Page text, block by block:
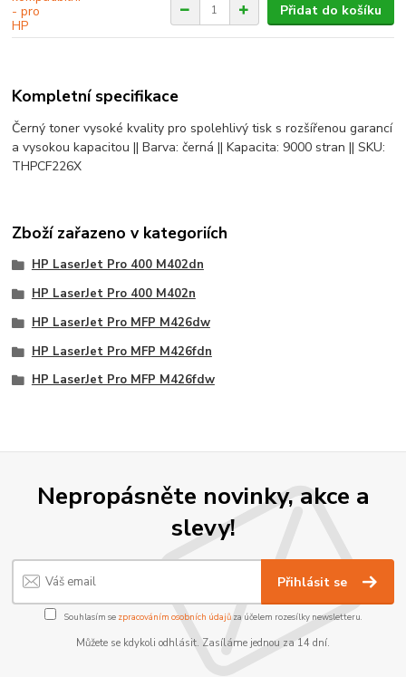
Přidat do košíku
Kompletní specifikace
Černý toner vysoké kvality pro spolehlivý tisk s rozšířenou garancí
a vysokou kapacitou || Barva: černá || Kapacita: 9000 stran || SKU:
THPCF226X
Zboží zařazeno v kategoriích
HP LaserJet Pro 400 M402dn
HP LaserJet Pro 400 M402n
HP LaserJet Pro MFP M426dw
HP LaserJet Pro MFP M426fdn
HP LaserJet Pro MFP M426fdw
Nepropásněte novinky, akce a
slevy!
Přihlásit se
Souhlasím se zpracováním osobních údajůza účelem rozesílky newsletteru.
Můžete se kdykoli odhlásit. Zasíláme jednou za 14 dní.